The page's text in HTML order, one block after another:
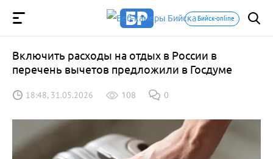
Бийск-online
Включить расходы на отдых в России в
перечень вычетов предложили в Госдуме
18:48, 31.05.2026 108 0